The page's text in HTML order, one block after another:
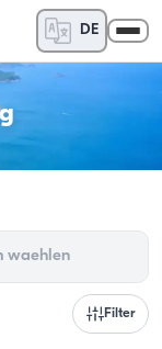
DE
waehlen
Filter